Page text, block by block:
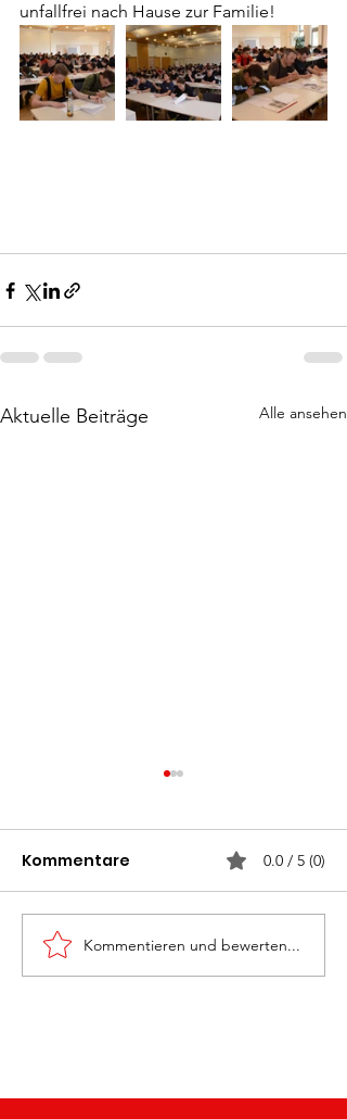
unfallfrei nach Hause zur Familie!
Aktuelle Beiträge Alle ansehen
Monatsübung
„Personenrettung“ am
Kommentare 0.0 / 5 (0)
Kommentieren und bewerten...